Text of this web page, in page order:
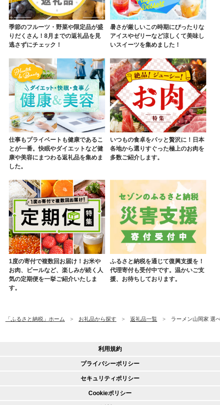
季節のフルーツ・野菜や限定品が盛
りだくさん！8月までの返礼品を見
逃さずにチェック！
暑さが厳しいこの時期にぴったりな
アイスやゼリーなど涼しくて美味し
いスイーツを集めました！
仕事もプライベートも健康であるこ
とが一番。快眠やダイエットなど健
康や美容にまつわる返礼品を集めま
した。
いつもの食卓をパッと贅沢に！日本
各地から選りすぐった極上のお肉を
多数ご紹介します。
1度の寄付で複数回お届け！お米や
お肉、ビールなど、楽しみが続く人
気の定期便を一挙ご紹介いたしま
す。
ふるさと納税を通じて復興支援を！
代理寄付も受付中です。温かいご支
援、お待ちしております。
「ふるさと納税」ホーム お礼品から探す 返礼品一覧 ラーメン山岡家 選
利用規約
プライバシーポリシー
セキュリティポリシー
Cookieポリシー